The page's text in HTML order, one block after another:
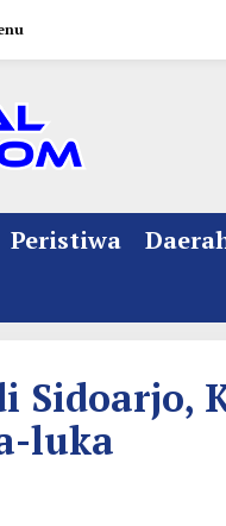
Peristiwa
Sidoarjo,
luka